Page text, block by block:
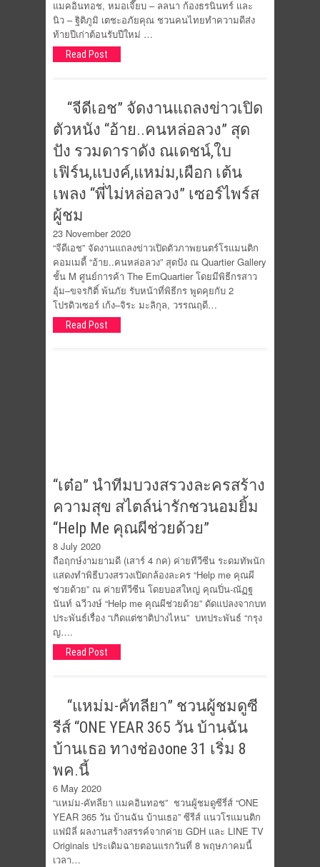
แมคอินทอช, หมอเจี๊ยบ – ลลนา ก้องธรนินทร์ และ
นิว – ฐิติภูมิ เตชะอภัยคุณ ชวนคนไทยทำความดีส่ง
ท้ายปีเก่าต้อนรับปีใหม่ …
Read Post
“จีดีเอช” จัดงานแถลงข่าวเปิด
ตัวหนัง “อ้าย..คนหล่อลวง” สุด
ปัง รวมดาราดัง ณเดชน์,ใบ
เฟิร์น,แบงค์,แหม่ม,เผือก เต้น
เพลง “พี่ไม่หล่อลวง” เซอร์ไพร์ส
ผู้ชม
23 November 2020
“จีดีเอช” จัดงานแถลงข่าวเปิดตัวภาพยนตร์โรแมนติก
คอมเมดี้ “อ้าย..คนหล่อลวง” สุดปัง ณ Quartier Gallery
ชั้น M ศูนย์การค้า The EmQuartier โดยมีพิธีกรสาว
อุ้ม–ขจรกิติ์ พ้นภัย รับหน้าที่พิธีกร พูดคุยกับ 2
โปรดิวเซอร์ เก้ง–จิระ มะลิกุล, วรรณฤดี…
Read Post
“เต๋อ” นำทีมบวงสรวงละครสร้าง
ความสุข สไตล์น่ารักชวนอมยิ้ม
“Help Me คุณผีช่วยด้วย”
8 July 2020
ถือฤกษ์งามยามดี (เสาร์ 4 กค) ค่ายทีวีซีน ระดมทัพนัก
แสดงทำพิธีบวงสรวงเปิดกล้องละคร “Help me คุณผี
ช่วยด้วย” ณ ค่ายทีวีซีน โดยบอสใหญ่ คุณปิ่น-ณัฏฐ
นันท์ ฉวีวงษ์ “Help me คุณผีช่วยด้วย” ดัดแปลงจากบท
ประพันธ์เรื่อง “เกิดแต่ชาติปางไหน” บทประพันธ์ “กรุง
ญ….
Read Post
“แหม่ม-คัทลียา” ชวนผู้ชมดูซี
รีส์ “ONE YEAR 365 วัน บ้านฉัน
บ้านเธอ ทางช่องone 31 เริ่ม 8
พค.นี้
6 May 2020
“แหม่ม-คัทลียา แมคอินทอช” ชวนผู้ชมดูซีรี่ส์ “ONE
YEAR 365 วัน บ้านฉัน บ้านเธอ” ซีรีส์ แนวโรแมนติก
แฟมิลี่ ผลงานสร้างสรรค์จากค่าย GDH และ LINE TV
Originals ประเดิมฉายตอนแรกวันที่ 8 พฤษภาคมนี้
เวลา…